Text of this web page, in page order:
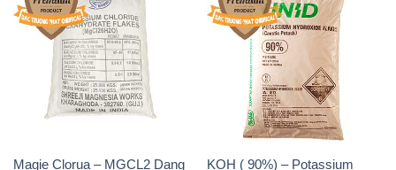
Magie Clorua – MGCL2 Dạng
KOH ( 90%) – Potassium